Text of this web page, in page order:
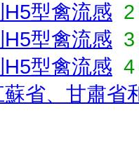
型禽流感
型禽流感
型禽流感 4
省、甘肅省